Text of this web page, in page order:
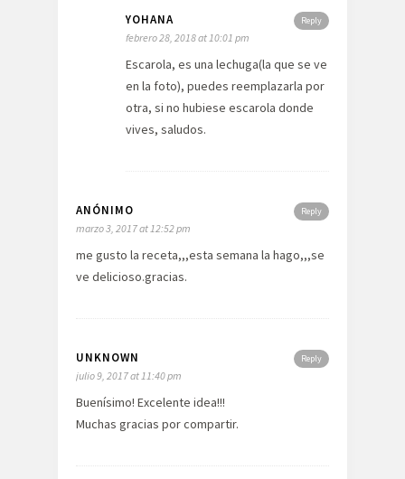
Reply
YOHANA
febrero 28, 2018 at 10:01 pm
Escarola, es una lechuga(la que se ve
en la foto), puedes reemplazarla por
otra, si no hubiese escarola donde
vives, saludos.
Reply
ANÓNIMO
marzo 3, 2017 at 12:52 pm
me gusto la receta,,,esta semana la hago,,,se
ve delicioso.gracias.
Reply
UNKNOWN
julio 9, 2017 at 11:40 pm
Buenísimo! Excelente idea!!!
Muchas gracias por compartir.